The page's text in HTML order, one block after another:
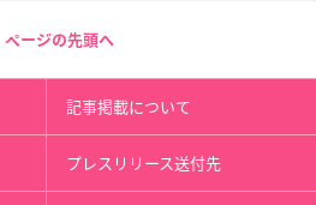
ページの先頭へ
記事掲載について
プレスリリース送付先